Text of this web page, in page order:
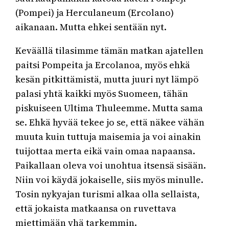
(Pompei) ja Herculaneum (Ercolano)
aikanaan. Mutta ehkei sentään nyt.
Keväällä tilasimme tämän matkan ajatellen
paitsi Pompeita ja Ercolanoa, myös ehkä
kesän pitkittämistä, mutta juuri nyt lämpö
palasi yhtä kaikki myös Suomeen, tähän
piskuiseen Ultima Thuleemme. Mutta sama
se. Ehkä hyvää tekee jo se, että näkee vähän
muuta kuin tuttuja maisemia ja voi ainakin
tuijottaa merta eikä vain omaa napaansa.
Paikallaan oleva voi unohtua itsensä sisään.
Niin voi käydä jokaiselle, siis myös minulle.
Tosin nykyajan turismi alkaa olla sellaista,
että jokaista matkaansa on ruvettava
miettimään yhä tarkemmin.